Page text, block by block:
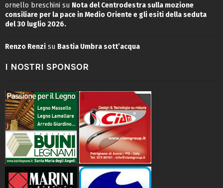
ornello breschini su Nota del Centrodestra sulla mozione
consiliare per la pace in Medio Oriente e gli esiti della seduta
del 30 luglio 2026.
Renzo Renzi su Bastia Umbra sott’acqua
I NOSTRI SPONSOR